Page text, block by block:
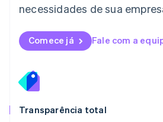
necessidades de sua
Comece já Fale com a
Transparência total
English简体中文
English
México
Noruega
English
English